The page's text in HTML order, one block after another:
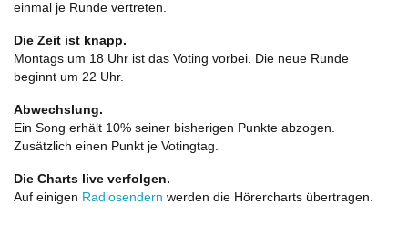
einmal je Runde vertreten.
Die Zeit ist knapp.
Montags um 18 Uhr ist das Voting vorbei. Die neue Runde
beginnt um 22 Uhr.
Abwechslung.
Ein Song erhält 10% seiner bisherigen Punkte abzogen.
Zusätzlich einen Punkt je Votingtag.
Die Charts live verfolgen.
Auf einigen Radiosendern werden die Hörercharts übertragen.